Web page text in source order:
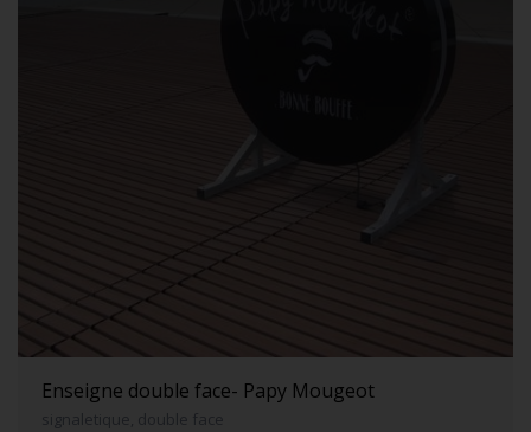
Enseigne double face- Papy Mougeot
signaletique, double face